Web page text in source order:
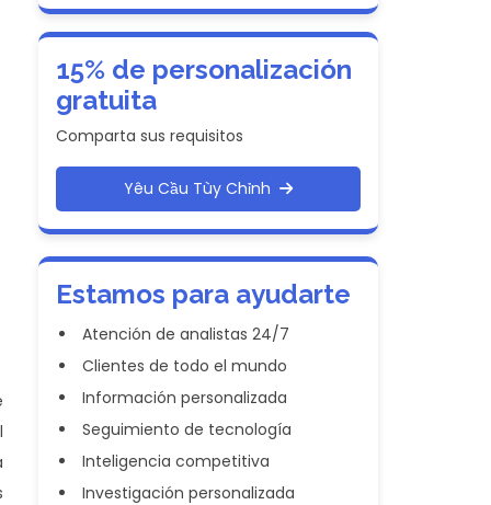
15% de personalización
gratuita
Comparta sus requisitos
Yêu Cầu Tùy Chỉnh
Estamos para ayudarte
Atención de analistas 24/7
Clientes de todo el mundo
Información personalizada
Seguimiento de tecnología
Inteligencia competitiva
Investigación personalizada